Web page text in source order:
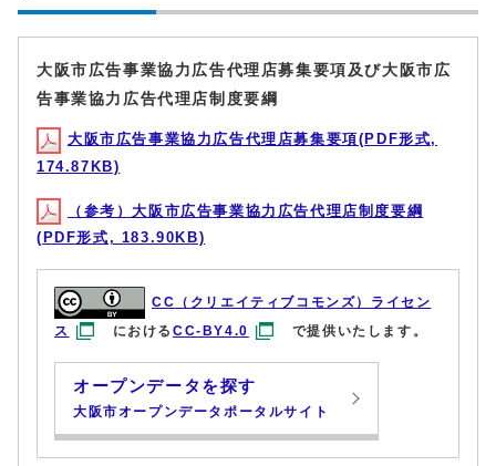
大阪市広告事業協力広告代理店募集要項及び大阪市広
告事業協力広告代理店制度要綱
大阪市広告事業協力広告代理店募集要項(PDF形式,
174.87KB)
（参考）大阪市広告事業協力広告代理店制度要綱
(PDF形式, 183.90KB)
CC（クリエイティブコモンズ）ライセン
ス
におけるCC-BY4.0 で提供いたします。
オープンデータを探す
大阪市オープンデータポータルサイト